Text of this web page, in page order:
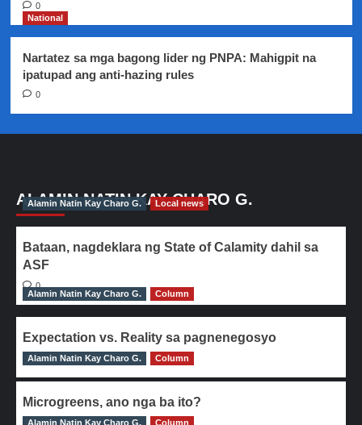
0
National
Nartatez sa mga bagong lider ng PNPA: Mahigpit na
ipatupad ang anti-hazing rules
0
ALAMIN NATIN KAY CHARO G.
Alamin Natin Kay Charo G. Local news
Bataan, nagdeklara ng State of Calamity dahil sa
ASF
0
Alamin Natin Kay Charo G.
Column
Expectation vs. Reality sa pagnenegosyo
0
Alamin Natin Kay Charo G. Column
Microgreens, ano nga ba ito?
0
Alamin Natin Kay Charo G. Column